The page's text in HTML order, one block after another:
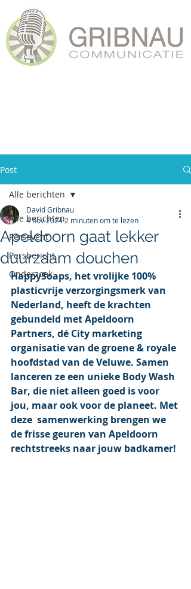
Post
Alle berichten
Persevent
Persbericht
Onderzoek
Alle berichten
Apeldoorn gaat lekker
duurzaam douchen
David Gribnau
4 nov 2024 2 minuten om te lezen
HappySoaps, het vrolijke 100%
plasticvrije verzorgingsmerk van
Nederland, heeft de krachten
gebundeld met Apeldoorn
Partners, dé City marketing
organisatie van de groene & royale
hoofdstad van de Veluwe. Samen
lanceren ze een unieke Body Wash
Bar, die niet alleen goed is voor
jou, maar ook voor de planeet. Met
deze  samenwerking brengen we
de frisse geuren van Apeldoorn
rechtstreeks naar jouw badkamer!